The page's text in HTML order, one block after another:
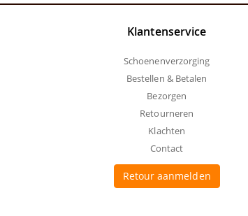
Klantenservice
Schoenenverzorging
Bestellen & Betalen
Bezorgen
Retourneren
Klachten
Contact
Retour aanmelden